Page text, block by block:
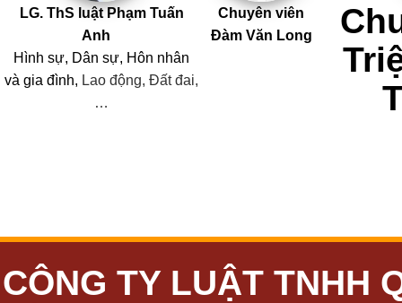
LG. ThS luật Phạm Tuấn
Anh
Hình sự, Dân sự, Hôn nhân
và gia đình, Lao động, Đất đai,
…
Chuyên viên
Đàm Văn Long
CÔNG TY LUẬT TNHH